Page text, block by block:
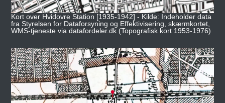
Kort over Hvidovre Station [1935-1942] - Kilde: Indeholder data
fra Styrelsen for Dataforsyning og Effektivisering, skærmkortet,
WMS-tjeneste via datafordeler.dk (Topografisk kort 1953-1976)